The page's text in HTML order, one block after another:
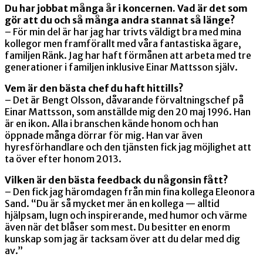
Du har jobbat många år i koncernen. Vad är det som
gör att du och så många andra stannat så länge?
– För min del är har jag har trivts väldigt bra med mina
kollegor men framförallt med våra fantastiska ägare,
familjen Ränk. Jag har haft förmånen att arbeta med tre
generationer i familjen inklusive Einar Mattsson själv.
Vem är den bästa chef du haft hittills?
– Det är Bengt Olsson, dåvarande förvaltningschef på
Einar Mattsson, som anställde mig den 20 maj 1996. Han
är en ikon. Alla i branschen kände honom och han
öppnade många dörrar för mig. Han var även
hyresförhandlare och den tjänsten fick jag möjlighet att
ta över efter honom 2013.
Vilken är den bästa feedback du någonsin fått?
– Den fick jag häromdagen från min fina kollega Eleonora
Sand. “Du är så mycket mer än en kollega — alltid
hjälpsam, lugn och inspirerande, med humor och värme
även när det blåser som mest. Du besitter en enorm
kunskap som jag är tacksam över att du delar med dig
av.”